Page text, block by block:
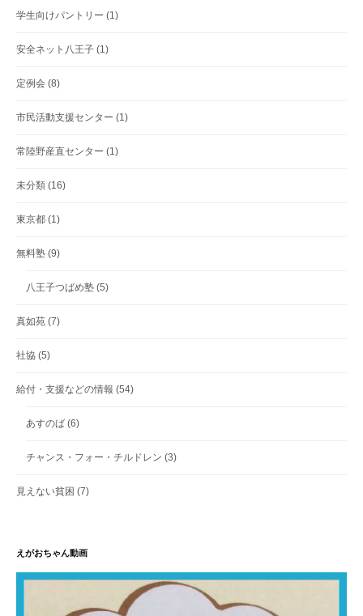
学生向けパントリー (1)
安全ネット八王子 (1)
定例会 (8)
市民活動支援センター (1)
常陸野産直センター (1)
未分類 (16)
東京都 (1)
無料塾 (9)
八王子つばめ塾 (5)
真如苑 (7)
社協 (5)
給付・支援などの情報 (54)
あすのば (6)
チャンス・フォー・チルドレン (3)
見えない貧困 (7)
えがおちゃん動画
動